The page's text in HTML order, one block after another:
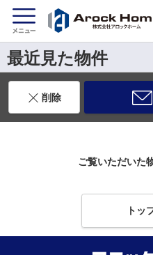
最近見た物件
削除
ご覧いただいた
トッ